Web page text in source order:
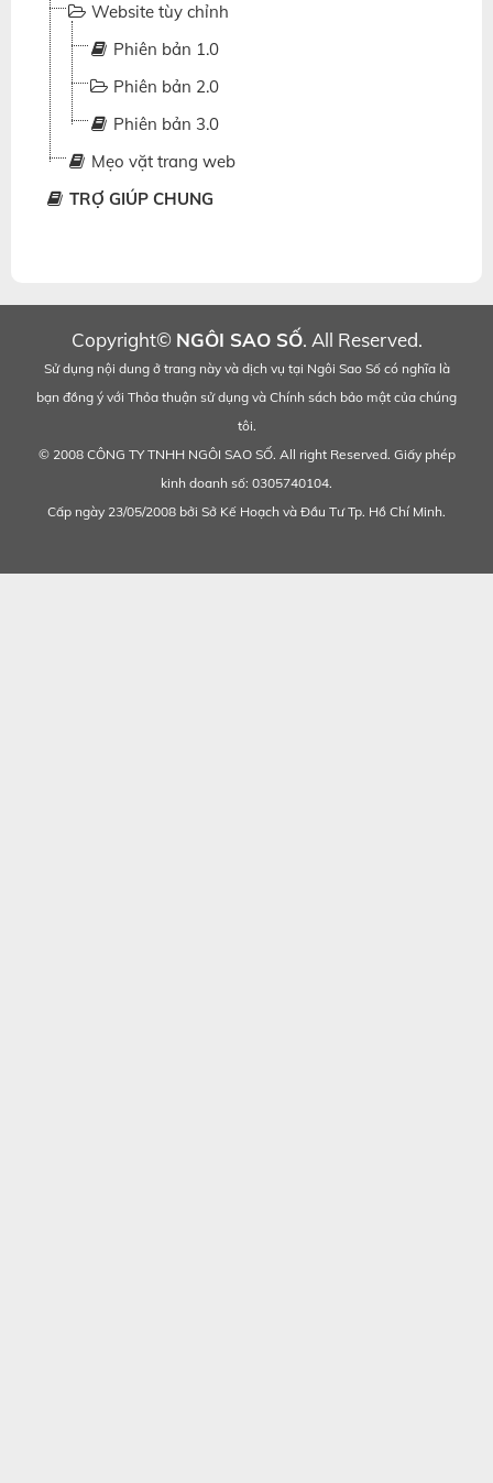
Website tùy chỉnh
Phiên bản 1.0
Phiên bản 2.0
Phiên bản 3.0
Mẹo vặt trang web
TRỢ GIÚP CHUNG
Copyright© NGÔI SAO SỐ. All Reserved.
Sử dụng nội dung ở trang này và dịch vụ tại Ngôi Sao Số có nghĩa là
bạn đồng ý với Thỏa thuận sử dụng và Chính sách bảo mật của chúng
tôi.
© 2008 CÔNG TY TNHH NGÔI SAO SỐ. All right Reserved. Giấy phép
kinh doanh số: 0305740104.
Cấp ngày 23/05/2008 bởi Sở Kế Hoạch và Đầu Tư Tp. Hồ Chí Minh.